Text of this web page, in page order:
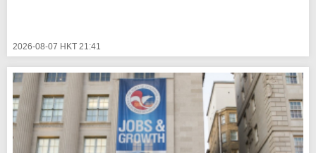
2026-08-07 HKT 21:41